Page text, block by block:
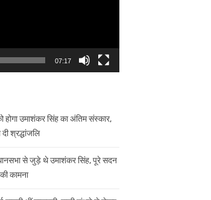
07:17
होगा उमाशंकर सिंह का अंतिम संस्कार,
श्रद्धांजलि
से जुड़े थे उमाशंकर सिंह, पूरे सदन
कामना